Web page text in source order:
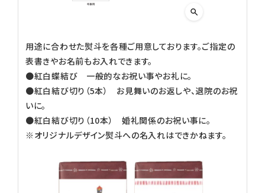
用途に合わせた熨斗を各種ご用意しております。ご指定の
表書きやお名前もお入れできます。
●紅白蝶結び 一般的なお祝い事やお礼に。
●紅白結び切り（5本） お見舞いのお返しや、退院のお祝
いに。
●紅白結び切り（10本） 婚礼関係のお祝い事に。
※オリジナルデザイン熨斗への名入れはできかねます。